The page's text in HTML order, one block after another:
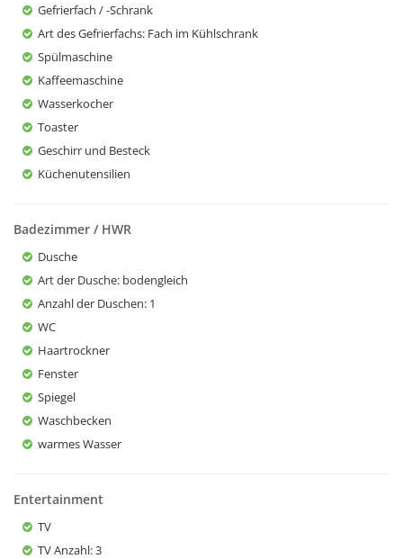
Gefrierfach / -Schrank
Art des Gefrierfachs: Fach im Kühlschrank
Spülmaschine
Kaffeemaschine
Wasserkocher
Toaster
Geschirr und Besteck
Küchenutensilien
Badezimmer / HWR
Dusche
Art der Dusche: bodengleich
Anzahl der Duschen: 1
WC
Haartrockner
Fenster
Spiegel
Waschbecken
warmes Wasser
Entertainment
TV
TV Anzahl: 3